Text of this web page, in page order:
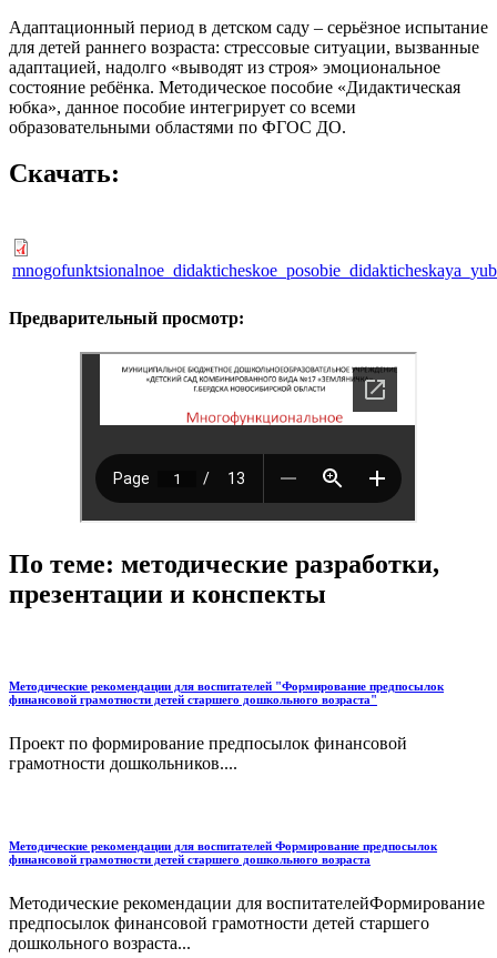
Адаптационный период в детском саду – серьёзное испытание
для детей раннего возраста: стрессовые ситуации, вызванные
адаптацией, надолго «выводят из строя» эмоциональное
состояние ребёнка. Методическое пособие «Дидактическая
юбка», данное пособие интегрирует со всеми
образовательными областями по ФГОС ДО.
Скачать:
Предварительный просмотр:
По теме: методические разработки,
презентации и конспекты
Методические рекомендации для воспитателей "Формирование предпосылок
финансовой грамотности детей старшего дошкольного возраста"
Проект по формирование предпосылок финансовой
грамотности дошкольников....
Методические рекомендации для воспитателей Формирование предпосылок
финансовой грамотности детей старшего дошкольного возраста
Методические рекомендации для воспитателейФормирование
предпосылок финансовой грамотности детей старшего
дошкольного возраста...